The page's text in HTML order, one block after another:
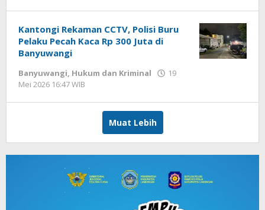
Kantongi Rekaman CCTV, Polisi Buru
Pelaku Pecah Kaca Rp 300 Juta di
Banyuwangi
Banyuwangi, Hukum dan Kriminal
19
Mei 2026 16:47 WIB
Muat Lebih